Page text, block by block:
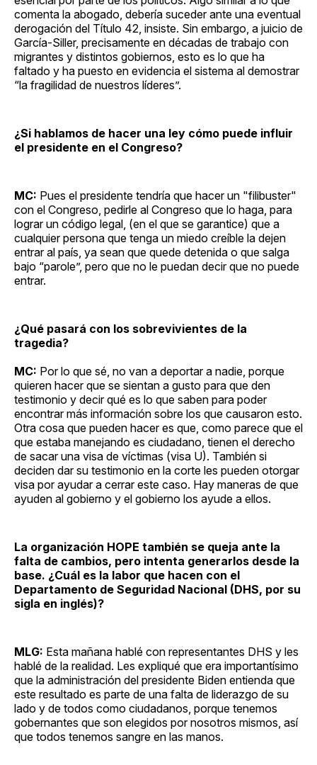
comenta la abogado, debería suceder ante una eventual
derogación del Título 42, insiste. Sin embargo, a juicio de
García-Siller, precisamente en décadas de trabajo con
migrantes y distintos gobiernos, esto es lo que ha
faltado y ha puesto en evidencia el sistema al demostrar
“la fragilidad de nuestros líderes”.
¿Si hablamos de hacer una ley cómo puede influir
el presidente en el Congreso?
MC: Pues el presidente tendría que hacer un "filibuster"
con el Congreso, pedirle al Congreso que lo haga, para
lograr un código legal, (en el que se garantice) que a
cualquier persona que tenga un miedo creíble la dejen
entrar al país, ya sean que quede detenida o que salga
bajo “parole”, pero que no le puedan decir que no puede
entrar.
¿Qué pasará con los sobrevivientes de la
tragedia?
MC: Por lo que sé, no van a deportar a nadie, porque
quieren hacer que se sientan a gusto para que den
testimonio y decir qué es lo que saben para poder
encontrar más información sobre los que causaron esto.
Otra cosa que pueden hacer es que, como parece que el
que estaba manejando es ciudadano, tienen el derecho
de sacar una visa de víctimas (visa U). También si
deciden dar su testimonio en la corte les pueden otorgar
visa por ayudar a cerrar este caso. Hay maneras de que
ayuden al gobierno y el gobierno los ayude a ellos.
La organización HOPE también se queja ante la
falta de cambios, pero intenta generarlos desde la
base. ¿Cuál es la labor que hacen con el
Departamento de Seguridad Nacional (DHS, por su
sigla en inglés)?
MLG: Esta mañana hablé con representantes DHS y les
hablé de la realidad. Les expliqué que era importantísimo
que la administración del presidente Biden entienda que
este resultado es parte de una falta de liderazgo de su
lado y de todos como ciudadanos, porque tenemos
gobernantes que son elegidos por nosotros mismos, así
que todos tenemos sangre en las manos.